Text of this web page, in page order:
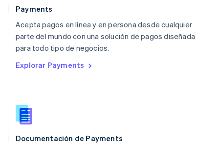
Payments
Acepta pagos en línea y en persona desde cualquier
parte del mundo con una solución de pagos diseñada
para todo tipo de negocios.
Explorar Payments
Documentación de Payments
EspañolEnglish
English
Nueva Zelandia
English
NederlandsEnglish
Português
RAE de Hong Kong, China
Reino Unido